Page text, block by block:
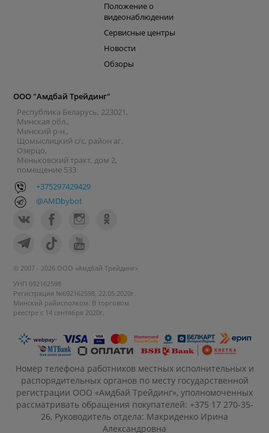
Положение о
видеонаблюдении
Сервисные центры
Новости
Обзоры
ООО "Амдбай Трейдинг"
Республика Беларусь, 223021,
Минская обл.,
Минский р-н.,
Щомыслицкий с/с, район аг.
Озерцо,
Меньковский тракт, дом 2,
помещение 533
+375297429429
@AMDbybot
© 2007 - 2026 ООО «Амдбай Трейдинг»
УНП 692162598
Регистрация №692162598, 22.05.2020г.
Минский райисполком. В торговом
реестре с 14 сентября 2020г.
Номер телефона работников местных исполнительных и
распорядительных органов по месту государственной
регистрации ООО «Амдбай Трейдинг», уполномоченных
рассматривать обращения покупателей: +375 17 270-35-
26, Руководитель отдела: Макриденко Ирина
Александровна